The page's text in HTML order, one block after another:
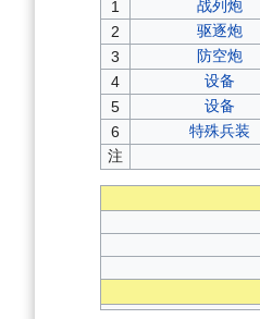
1
战列炮
2
驱逐炮
3
防空炮
4
设备
5
设备
6
特殊兵装
注